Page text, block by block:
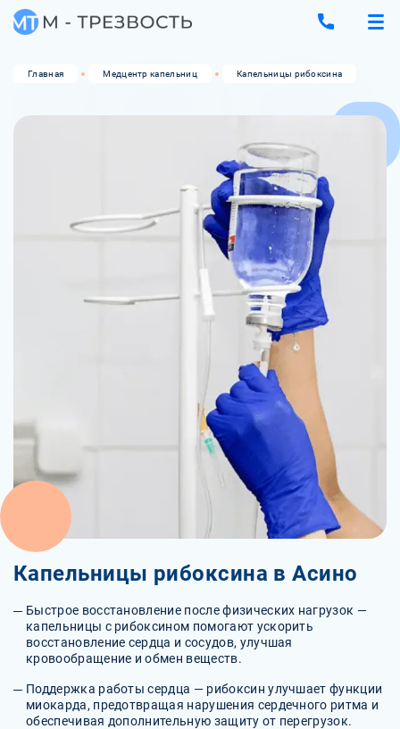
Главная Медцентр капельниц Капельницы рибоксина
Капельницы рибоксина в Асино
Быстрое восстановление после физических нагрузок —
капельницы с рибоксином помогают ускорить
восстановление сердца и сосудов, улучшая
кровообращение и обмен веществ.
Поддержка работы сердца — рибоксин улучшает функции
миокарда, предотвращая нарушения сердечного ритма и
обеспечивая дополнительную защиту от перегрузок.